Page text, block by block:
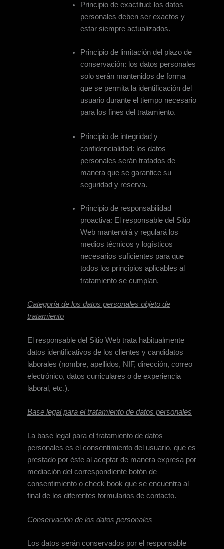
Principio de exactitud: los datos
personales deben ser exactos y
estar siempre actualizados.
Principio de limitación del plazo de
conservación: los datos personales
solo serán mantenidos de forma
que se permita la identificación del
usuario durante el tiempo necesario
para los fines del tratamiento.
Principio de integridad y
confidencialidad: los datos
personales serán tratados de
manera que se garantice su
seguridad y reserva.
Principio de responsabilidad
proactiva: El responsable del Sitio
Web mantendrá y regulará los
medios técnicos y logísticos
necesarios suficientes para que
todos los principios aplicables al
tratamiento se cumplan.
Categoría de los datos personales objeto de
tratamiento
El responsable del Sitio Web trata habitualmente
datos identificativos de los clientes y candidatos
laborales (nombre, apellidos, NIF, dirección, correo
electrónico, datos curriculares o de experiencia
laboral, etc.).
Base legal para el tratamiento de datos personales
La base legal para el tratamiento de datos
personales es el consentimiento del usuario, que es
prestado por éste al aceptar de manera expresa por
mediación del correspondiente botón de
consentimiento o check book que se encuentra al
final de los diferentes formularios de contacto.
Conservación de los datos personales
Los datos serán conservados por el responsable